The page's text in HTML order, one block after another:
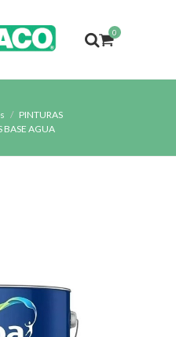
0
PINTURAS
BASE AGUA